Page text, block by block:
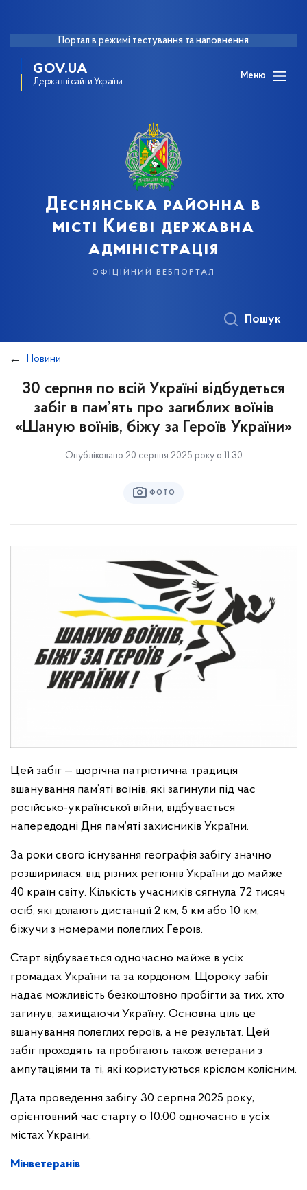
Портал в режимі тестування та наповнення
GOV.UA
Державні сайти України
Меню
Деснянська районна в
місті Києві державна
адміністрація
офіційний вебпортал
Пошук
Новини
30 серпня по всій Україні відбудеться
забіг в пам’ять про загиблих воїнів
«Шаную воїнів, біжу за Героїв України»
Опубліковано 20 серпня 2025 року о 11:30
ФОТО
Цей забіг — щорічна патріотична традиція
вшанування пам’яті воїнів, які загинули під час
російсько-української війни, відбувається
напередодні Дня пам’яті захисників України.
За роки свого існування географія забігу значно
розширилася: від різних регіонів України до майже
40 країн світу. Кількість учасників сягнула 72 тисяч
осіб, які долають дистанції 2 км, 5 км або 10 км,
біжучи з номерами полеглих Героїв.
Старт відбувається одночасно майже в усіх
громадах України та за кордоном. Щороку забіг
надає можливість безкоштовно пробігти за тих, хто
загинув, захищаючи Україну. Основна ціль це
вшанування полеглих героїв, а не результат. Цей
забіг проходять та пробігають також ветерани з
ампутаціями та ті, які користуються кріслом колісним.
Дата проведення забігу 30 серпня 2025 року,
орієнтовний час старту о 10:00 одночасно в усіх
містах України.
Мінветеранів